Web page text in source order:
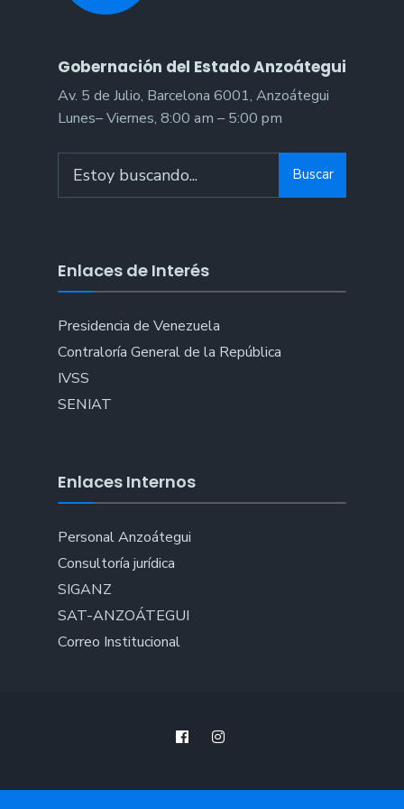
Gobernación del Estado Anzoátegui
Av. 5 de Julio, Barcelona 6001, Anzoátegui
Lunes– Viernes, 8:00 am – 5:00 pm
for:
Buscar
Enlaces de Interés
Presidencia de Venezuela
Contraloría General de la República
IVSS
SENIAT
Enlaces Internos
Personal Anzoátegui
Consultoría jurídica
SIGANZ
SAT-ANZOÁTEGUI
Correo Institucional